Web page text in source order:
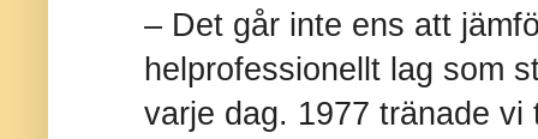
– Det går inte ens att
helprofessionellt lag som
varje dag. 1977 tränade